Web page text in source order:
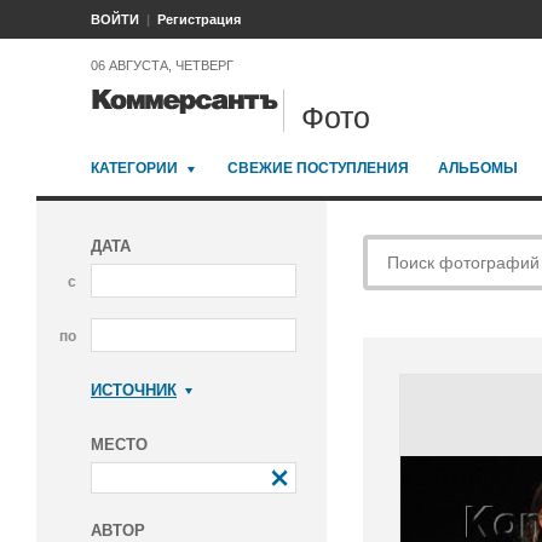
ВОЙТИ Регистрация
06 АВГУСТА, ЧЕТВЕРГ
Фото
КАТЕГОРИИ СВЕЖИЕ ПОСТУПЛЕНИЯ АЛЬБОМЫ
ДАТА
с
по
ИСТОЧНИК
МЕСТО
АВТОР